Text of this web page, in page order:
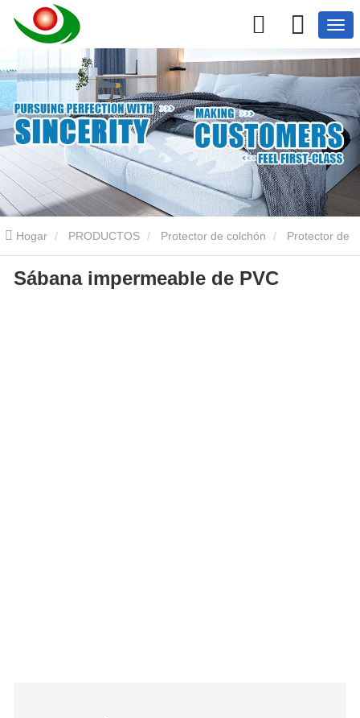
Hogar PRODUCTOS Protector de colchón Protector de
colchón de vinilo Sábana impermeable de PVC
Sábana impermeable de PVC